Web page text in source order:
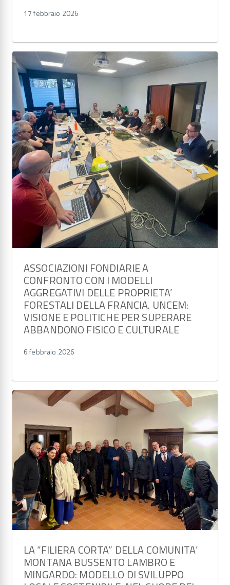
17 febbraio 2026
ASSOCIAZIONI FONDIARIE A
CONFRONTO CON I MODELLI
AGGREGATIVI DELLE PROPRIETA’
FORESTALI DELLA FRANCIA. UNCEM:
VISIONE E POLITICHE PER SUPERARE
ABBANDONO FISICO E CULTURALE
6 febbraio 2026
LA “FILIERA CORTA” DELLA COMUNITA’
MONTANA BUSSENTO LAMBRO E
MINGARDO: MODELLO DI SVILUPPO